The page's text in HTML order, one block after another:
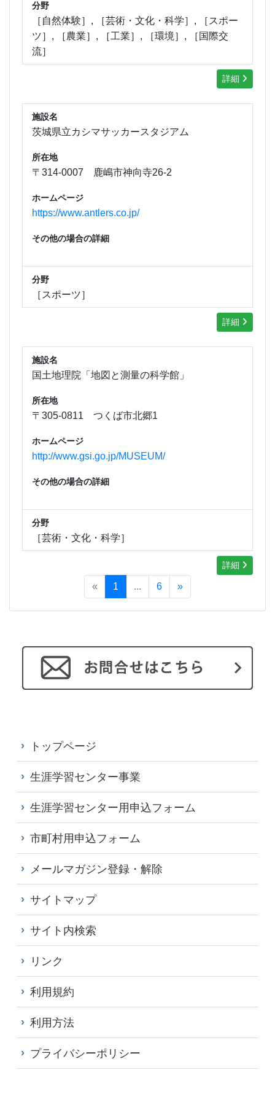
分野
［自然体験］, ［芸術・文化・科学］, ［スポー
ツ］, ［農業］, ［工業］, ［環境］, ［国際交
流］
詳細
施設名
茨城県立カシマサッカースタジアム
所在地
〒314-0007 鹿嶋市神向寺26-2
ホームページ
https://www.antlers.co.jp/
その他の場合の詳細
分野
［スポーツ］
詳細
施設名
国土地理院「地図と測量の科学館」
所在地
〒305-0811 つくば市北郷1
ホームページ
http://www.gsi.go.jp/MUSEUM/
その他の場合の詳細
分野
［芸術・文化・科学］
詳細
« 1 ... 6 »
トップページ
生涯学習センター事業
生涯学習センター用申込フォーム
市町村用申込フォーム
メールマガジン登録・解除
サイトマップ
サイト内検索
リンク
利用規約
利用方法
プライバシーポリシー